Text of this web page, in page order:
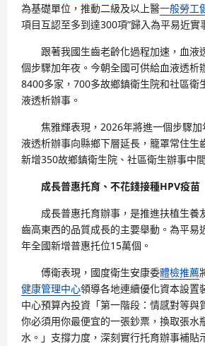
為基礎單位，推動二級及以上醫一般勞工
項目互認至多到達300項”歸入為平易近實
跟著我國生齒老齡化過程加速，血液
個步驟加年夜。今朝全國可供給血液透析
8400多家，700多故鄉鎮衛生院和社區衛
液透析辦事。
焦雅輝表現，2026年將進一個步驟
液透析辦事向縣鄉下層延長，籠罩常住生
新增350故鄉鎮衛生院、社區衛生辦事中
成長普惠托育、不花錢接種HPV疫苗
成長普惠托育辦事，是推進扶植生養
齒高東西的品質成長的主要舉動。為平易
年全國新增普惠托位15萬個。
傅衛表現，國度衛生安康委體檢推薦
健康管理中心領導各地連續優化資本設置
中心預算內投資「第一階段：情感對等與
你必須用你最便宜的一張鈔票，換取張水
水。」支撐力度，深刻實行托育辦事補貼